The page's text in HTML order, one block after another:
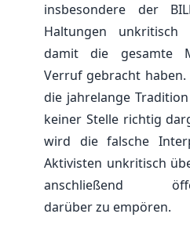
insbesondere der
Haltungen unkritisch
damit die gesamte
Verruf gebracht
die jahrelange
keiner Stelle richtig
wird die falsche
Aktivisten unkritisch
anschließend
darüber zu empören.